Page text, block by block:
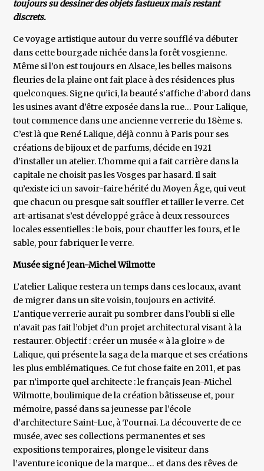
toujours su dessiner des objets fastueux mais restant
discrets.
Ce voyage artistique autour du verre soufflé va débuter
dans cette bourgade nichée dans la forêt vosgienne.
Même si l’on est toujours en Alsace, les belles maisons
fleuries de la plaine ont fait place à des résidences plus
quelconques. Signe qu’ici, la beauté s’affiche d’abord dans
les usines avant d’être exposée dans la rue… Pour Lalique,
tout commence dans une ancienne verrerie du 18ème s.
C’est là que René Lalique, déjà connu à Paris pour ses
créations de bijoux et de parfums, décide en 1921
d’installer un atelier. L’homme qui a fait carrière dans la
capitale ne choisit pas les Vosges par hasard. Il sait
qu’existe ici un savoir-faire hérité du Moyen Âge, qui veut
que chacun ou presque sait souffler et tailler le verre. Cet
art-artisanat s’est développé grâce à deux ressources
locales essentielles : le bois, pour chauffer les fours, et le
sable, pour fabriquer le verre.
Musée signé Jean-Michel Wilmotte
L’atelier Lalique restera un temps dans ces locaux, avant
de migrer dans un site voisin, toujours en activité.
L’antique verrerie aurait pu sombrer dans l’oubli si elle
n’avait pas fait l’objet d’un projet architectural visant à la
restaurer. Objectif : créer un musée « à la gloire » de
Lalique, qui présente la saga de la marque et ses créations
les plus emblématiques. Ce fut chose faite en 2011, et pas
par n’importe quel architecte : le français Jean-Michel
Wilmotte, boulimique de la création bâtisseuse et, pour
mémoire, passé dans sa jeunesse par l’école
d’architecture Saint-Luc, à Tournai. La découverte de ce
musée, avec ses collections permanentes et ses
expositions temporaires, plonge le visiteur dans
l’aventure iconique de la marque… et dans des rêves de